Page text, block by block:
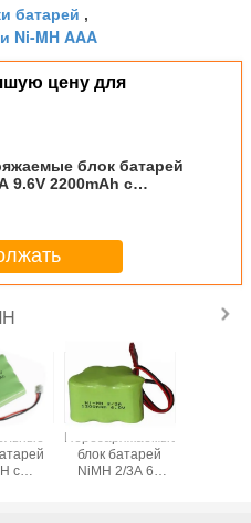
батарей ,
Ni-MH AAA
цену для
блок батарей
9.6V 2200mAh с
с
Перезаряжаемые
блок батарей
NiMH 2/3A 6V